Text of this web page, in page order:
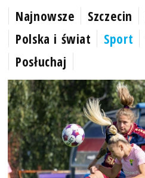
Najnowsze Szczecin
Polska i świat
Sport
Posłuchaj